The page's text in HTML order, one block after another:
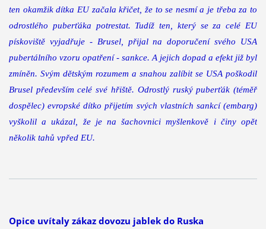
ten okamžik dítka EU začala křičet, že to se nesmí a je třeba za to
odrostlého puberťáka potrestat. Tudíž ten, který se za celé EU
pískoviště vyjadřuje - Brusel, přijal na doporučení svého USA
pubertálního vzoru opatření - sankce. A jejich dopad a efekt již byl
zmíněn. Svým dětským rozumem a snahou zalíbit se USA poškodil
Brusel především celé své hřiště. Odrostlý ruský puberťák (téměř
dospělec) evropské dítko přijetím svých vlastních sankcí (embarg)
vyškolil a ukázal, že je na šachovnici myšlenkově i činy opět
několik tahů vpřed EU.
Opice uvítaly zákaz dovozu jablek do Ruska